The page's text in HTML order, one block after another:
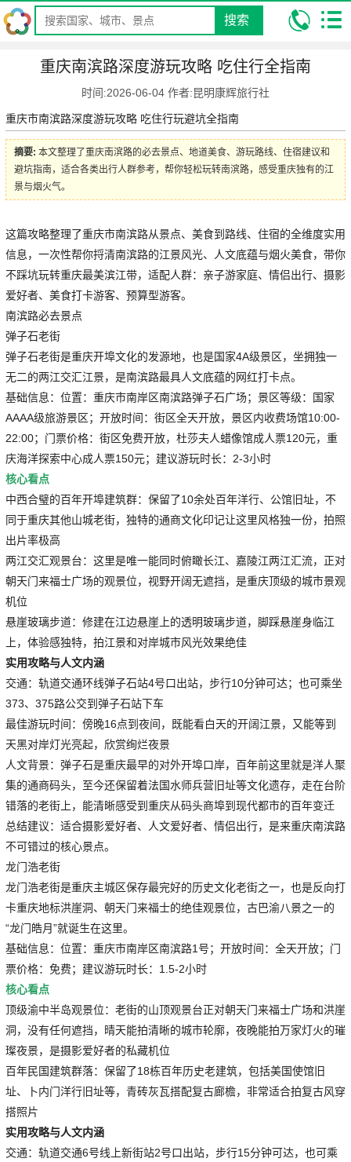
搜索
游玩攻略 吃住行全指南
重庆南滨路深度游玩攻略 吃住行全指南
时间:2026-06-04 作者:昆明康辉旅行社
重庆市南滨路深度游玩攻略 吃住行玩避坑全指南
摘要: 本文整理了重庆南滨路的必去景点、地道美食、游玩路线、住宿建议和
避坑指南，适合各类出行人群参考，帮你轻松玩转南滨路，感受重庆独有的江
景与烟火气。
这篇攻略整理了重庆市南滨路从景点、美食到路线、住宿的全维度实用
信息，一次性帮你捋清南滨路的江景风光、人文底蕴与烟火美食，带你
不踩坑玩转重庆最美滨江带，适配人群：亲子游家庭、情侣出行、摄影
爱好者、美食打卡游客、预算型游客。
南滨路必去景点
弹子石老街
弹子石老街是重庆开埠文化的发源地，也是国家4A级景区，坐拥独一
无二的两江交汇江景，是南滨路最具人文底蕴的网红打卡点。
基础信息：位置：重庆市南岸区南滨路弹子石广场；景区等级：国家
AAAA级旅游景区；开放时间：街区全天开放，景区内收费场馆10:00-
22:00；门票价格：街区免费开放，杜莎夫人蜡像馆成人票120元，重
庆海洋探索中心成人票150元；建议游玩时长：2-3小时
核心看点
中西合璧的百年开埠建筑群：保留了10余处百年洋行、公馆旧址，不
同于重庆其他山城老街，独特的通商文化印记让这里风格独一份，拍照
出片率极高
两江交汇观景台：这里是唯一能同时俯瞰长江、嘉陵江两江汇流，正对
朝天门来福士广场的观景位，视野开阔无遮挡，是重庆顶级的城市景观
机位
悬崖玻璃步道：修建在江边悬崖上的透明玻璃步道，脚踩悬崖身临江
上，体验感独特，拍江景和对岸城市风光效果绝佳
实用攻略与人文内涵
交通：轨道交通环线弹子石站4号口出站，步行10分钟可达；也可乘坐
373、375路公交到弹子石站下车
最佳游玩时间：傍晚16点到夜间，既能看白天的开阔江景，又能等到
天黑对岸灯光亮起，欣赏绚烂夜景
人文背景：弹子石是重庆最早的对外开埠口岸，百年前这里就是洋人聚
集的通商码头，至今还保留着法国水师兵营旧址等文化遗存，走在台阶
错落的老街上，能清晰感受到重庆从码头商埠到现代都市的百年变迁
总结建议：适合摄影爱好者、人文爱好者、情侣出行，是来重庆南滨路
不可错过的核心景点。
龙门浩老街
龙门浩老街是重庆主城区保存最完好的历史文化老街之一，也是反向打
卡重庆地标洪崖洞、朝天门来福士的绝佳观景位，古巴渝八景之一的
“龙门皓月”就诞生在这里。
基础信息：位置：重庆市南岸区南滨路1号；开放时间：全天开放；门
票价格：免费；建议游玩时长：1.5-2小时
核心看点
顶级渝中半岛观景位：老街的山顶观景台正对朝天门来福士广场和洪崖
洞，没有任何遮挡，晴天能拍清晰的城市轮廓，夜晚能拍万家灯火的璀
璨夜景，是摄影爱好者的私藏机位
百年民国建筑群落：保留了18栋百年历史老建筑，包括美国使馆旧
址、卜内门洋行旧址等，青砖灰瓦搭配复古廊檐，非常适合拍复古风穿
搭照片
实用攻略与人文内涵
交通：轨道交通6号线上新街站2号口出站，步行15分钟可达，也可乘